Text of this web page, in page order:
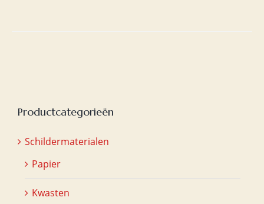
Productcategorieën
Schildermaterialen
Papier
Kwasten